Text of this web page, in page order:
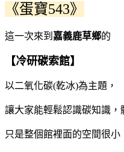
《蛋寶543》
這一次來到 嘉義鹿草鄉的
【冷研碳索館】
以二氧化碳(乾冰)為主題，
讓大家能輕鬆認識碳知識，
只是整個館裡面的空間很小